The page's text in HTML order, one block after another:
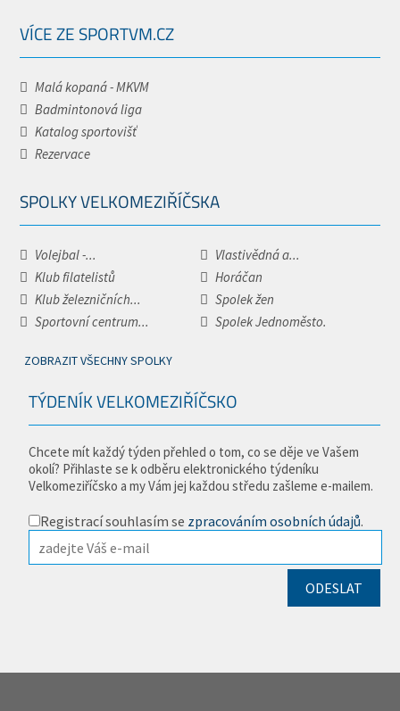
VÍCE ZE SPORTVM.CZ
Malá kopaná - MKVM
Badmintonová liga
Katalog sportovišť
Rezervace
SPOLKY VELKOMEZIŘÍČSKA
Volejbal -...
Vlastivědná a...
Klub filatelistů
Horáčan
Klub železničních...
Spolek žen
Sportovní centrum...
Spolek Jednoměsto.
ZOBRAZIT VŠECHNY SPOLKY
TÝDENÍK VELKOMEZIŘÍČSKO
Chcete mít každý týden přehled o tom, co se děje ve Vašem
okolí? Přihlaste se k odběru elektronického týdeníku
Velkomeziříčsko a my Vám jej každou středu zašleme e-mailem.
Registrací souhlasím se zpracováním osobních údajů.